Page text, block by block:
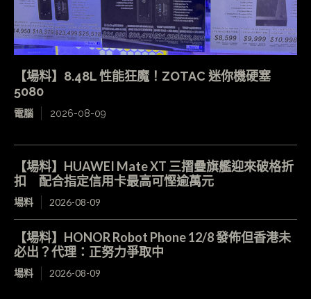
【場料】8.48L 性能狂魔！ZOTAC 迷你機硬塞
5080
電腦 2026-08-09
【場料】HUAWEI Mate XT 三摺疊旗艦迎來破格折
扣 配合指定信用卡最高可慳逾萬元
場料 2026-08-09
【場料】HONOR Robot Phone 12/8 發佈但香港未
必出？代理：正努力爭取中
場料 2026-08-09